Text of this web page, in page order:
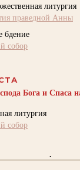
литургия
праведной Анны
бдение
собор
Бога и Спаса
литургия
собор
.